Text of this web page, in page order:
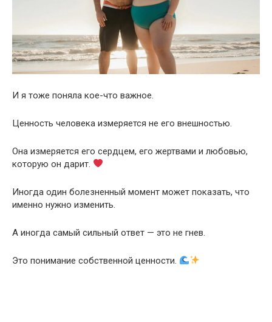
И я тоже поняла кое-что важное.
Ценность человека измеряется не его внешностью.
Она измеряется его сердцем, его жертвами и любовью,
которую он дарит.
Иногда один болезненный момент может показать, что
именно нужно изменить.
А иногда самый сильный ответ — это не гнев.
Это понимание собственной ценности.